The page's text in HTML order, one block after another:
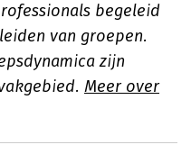
begeleid
van groepen.
zijn
Meer over